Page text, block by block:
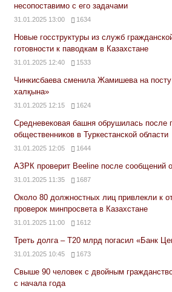
несопоставимо с его задачами
31.01.2025 13:00 1634
Новые госструктуры из служб
готовности к паводкам в Казахстане
31.01.2025 12:40 1533
Чинкисбаева сменила Жамишева на
халқына»
31.01.2025 12:15 1624
Средневековая башня обрушилась после
общественников в Туркестанской области
31.01.2025 12:05 1644
АЗРК проверит Beeline после сообщений
31.01.2025 11:35 1687
Около 80 должностных лиц привлекли к
проверок минпросвета в Казахстане
31.01.2025 11:00 1612
Треть долга – Т20 млрд погасил «Банк
31.01.2025 10:45 1673
Свыше 90 человек с двойным
с начала года